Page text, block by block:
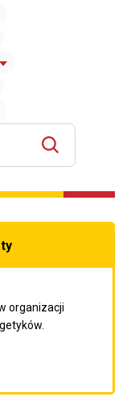
organizacji
do następnego